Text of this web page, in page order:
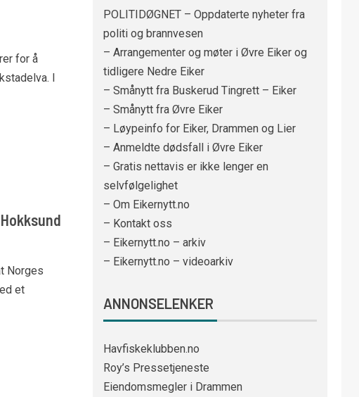
for å
I
Norges
et
POLITIDØGNET – Oppdaterte nyheter fra
politi og brannvesen
– Arrangementer og møter i Øvre Eiker og
tidligere Nedre Eiker
– Smånytt fra Buskerud Tingrett – Eiker
– Smånytt fra Øvre Eiker
– Løypeinfo for Eiker, Drammen og Lier
– Anmeldte dødsfall i Øvre Eiker
– Gratis nettavis er ikke lenger en
selvfølgelighet
– Om Eikernytt.no
– Kontakt oss
– Eikernytt.no – arkiv
– Eikernytt.no – videoarkiv
ANNONSELENKER
Havfiskeklubben.no
Roy’s Pressetjeneste
Eiendomsmegler i Drammen